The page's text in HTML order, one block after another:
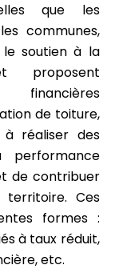
que les
communes,
soutien à la
proposent
de toiture,
à réaliser des
performance
de contribuer
Ces
formes :
à taux réduit,
etc.